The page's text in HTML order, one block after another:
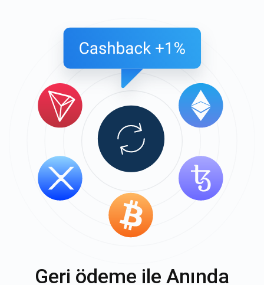
Geri ödeme ile Anında